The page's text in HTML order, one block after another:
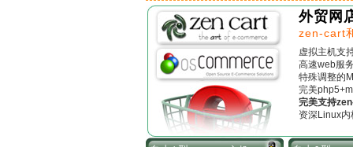
外贸网
zen-cart
虚拟主机支
高速web服
特殊调整的
完美
完美支持
资深Linux